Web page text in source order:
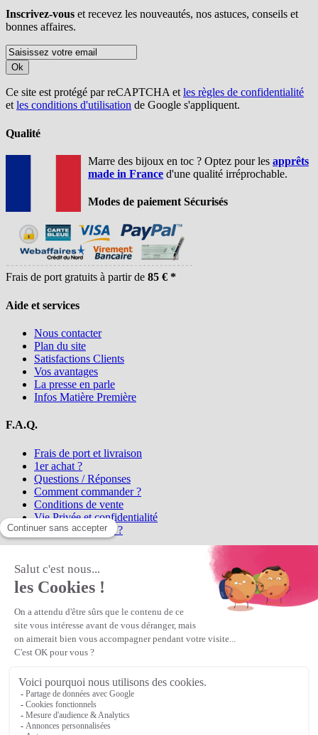
Inscrivez-vous et recevez les nouveautés, nos astuces, conseils et
bonnes affaires.
Ok
Ce site est protégé par reCAPTCHA etles règles de confidentialité
etles conditions d'utilisation de Google s'appliquent.
Qualité
Marre des bijoux en toc ? Optez pour les apprêts
made in France d'une qualité irréprochable.
Modes de paiement Sécurisés
Frais de port gratuits à partir de 85 € *
Aide et services
Nous contacter
Plan du site
Satisfactions Clients
Vos avantages
La presse en parle
Infos Matière Première
F.A.Q.
Frais de port et livraison
1er achat ?
Questions / Réponses
Comment commander ?
Conditions de vente
Vie Privée et confidentialité
Qui sommes-nous ?
la référence en perles et bijoux
perles en ligne, telles que les perles
et cristaux et strass en cristal Preciosa, les perles Miyuki perles et
apprêts en Argent 925, Gold Filled, perles de rocaille Preciosa
Matière Première est un
Première
Veuillez patienter...